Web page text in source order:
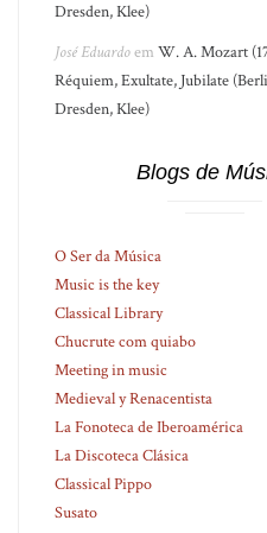
Dresden, Klee)
José EduardoemW. A. Mozart
Réquiem, Exultate, Jubilate
Dresden, Klee)
Blogs de
O Ser da Música
Music is the key
Classical Library
Chucrute com quiabo
Meeting in music
Medieval y Renacentista
La Fonoteca de Iberoamérica
La Discoteca Clásica
Classical Pippo
Susato